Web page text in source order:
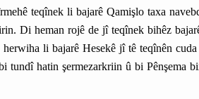
teqînek li bajarê Qamişlo taxa
Di heman rojê de jî teqînek bihêz
li bajarê Hesekê jî tê teqînên
tundî hatin şermezarkriin û bi Pênşema